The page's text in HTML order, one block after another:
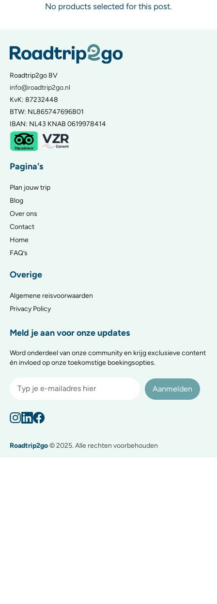
No products selected for this post.
Roadtrip2go BV
info@roadtrip2go.nl
KvK: 87232448
BTW: NL865747696B01
IBAN: NL43 KNAB 0619978414
Pagina's
Plan jouw trip
Blog
Over ons
Contact
Home
FAQ’s
Overige
Algemene reisvoorwaarden
Privacy Policy
Meld je aan voor onze updates
Word onderdeel van onze community en krijg exclusieve content
én invloed op onze toekomstige boekingsopties.
Aanmelden
Roadtrip2go© 2025. Alle rechten voorbehouden